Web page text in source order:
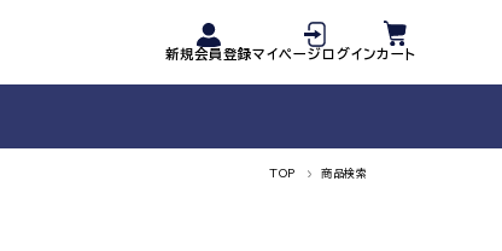
新規会員登録マイページログインカート
TOP 商品検索